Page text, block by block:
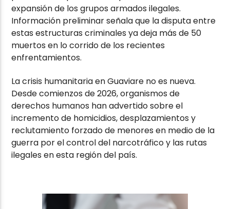
expansión de los grupos armados ilegales.
Información preliminar señala que la disputa entre
estas estructuras criminales ya deja más de 50
muertos en lo corrido de los recientes
enfrentamientos.
La crisis humanitaria en Guaviare no es nueva.
Desde comienzos de 2026, organismos de
derechos humanos han advertido sobre el
incremento de homicidios, desplazamientos y
reclutamiento forzado de menores en medio de la
guerra por el control del narcotráfico y las rutas
ilegales en esta región del país.